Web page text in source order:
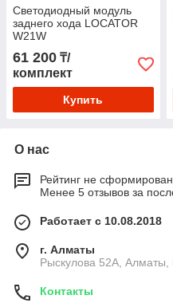
Светодиодный модуль
заднего хода LOCATOR
W21W
61 200 ₸/
комплект
Купить
О нас
Рейтинг не сформирован
Менее 5 отзывов за
Работает с 10.08.2018
г. Алматы
Рыскулова 52А, Алматы,
Контакты